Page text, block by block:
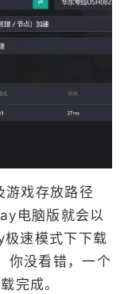
游戏存放路径
电脑版就会以
速模式下下载
你没看错，一个
完成。